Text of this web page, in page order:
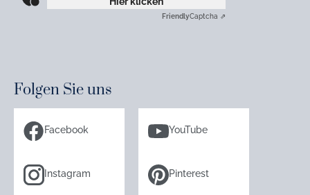
FriendlyCaptcha ⇗
Folgen Sie uns
Facebook YouTube
Instagram Pinterest